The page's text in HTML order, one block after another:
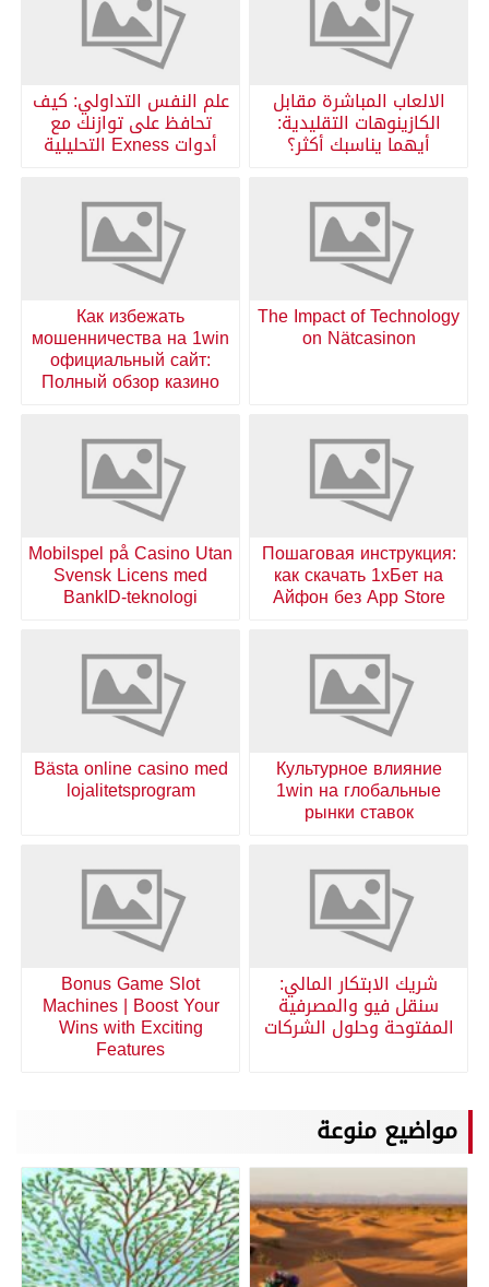
الالعاب المباشرة مقابل
الكازينوهات التقليدية:
أيهما يناسبك أكثر؟
علم النفس التداولي: كيف
تحافظ على توازنك مع
أدوات Exness التحليلية
The Impact of Technology
on Nätcasinon
Как избежать
мошенничества на 1win
официальный сайт:
Полный обзор казино
Пошаговая инструкция:
как скачать 1хБет на
Айфон без App Store
Mobilspel på Casino Utan
Svensk Licens med
BankID-teknologi
Культурное влияние
1win на глобальные
рынки ставок
Bästa online casino med
lojalitetsprogram
شريك الابتكار المالي:
سنقل فيو والمصرفية
المفتوحة وحلول الشركات
Bonus Game Slot
Machines | Boost Your
Wins with Exciting
Features
مواضيع منوعة